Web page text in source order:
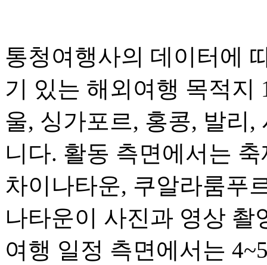
통청여행사의 데이터에
기 있는 해외여행 목적지
울, 싱가포르, 홍콩, 발리
니다. 활동 측면에서는
차이나타운, 쿠알라룸푸
나타운이 사진과 영상
여행 일정 측면에서는